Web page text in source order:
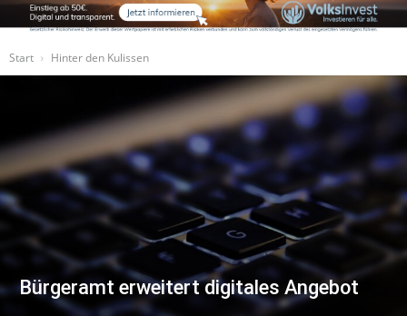
Start
Hinter den Kulissen
Bürgeramt erweitert digitales Angebot